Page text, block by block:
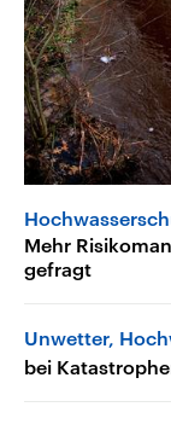
Mehr
gefragt
Unwetter,
bei